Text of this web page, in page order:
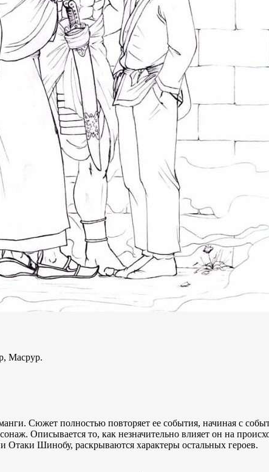
Масрур.
Сюжет полностью повторяет ее события, начиная с
Описывается то, как незначительно влияет он на
Отаки Шинобу, раскрываются характеры остальных героев.